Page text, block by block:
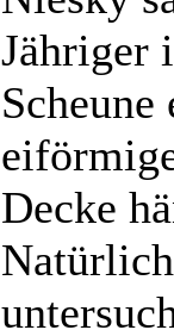
Jähriger
Scheune
Decke